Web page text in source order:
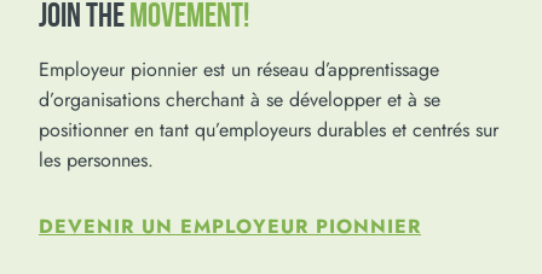
JOIN THEMOVEMENT!
Employeur pionnier est un réseau d’apprentissage
d’organisations cherchant à se développer et à se
positionner en tant qu’employeurs durables et centrés sur
les personnes.
DEVENIR UN EMPLOYEUR PIONNIER